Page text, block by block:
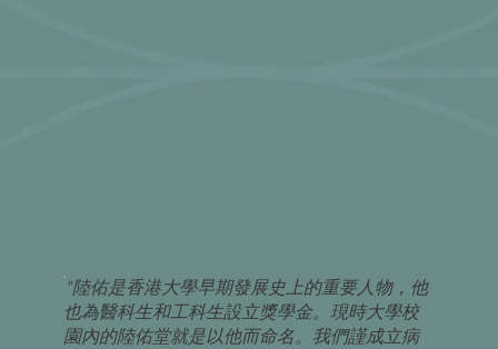
"陸佑是香港大學早期發展史上的重要人物，他
也為醫科生和工科生設立獎學金。現時大學校
園內的陸佑堂就是以他而命名。我們謹成立病